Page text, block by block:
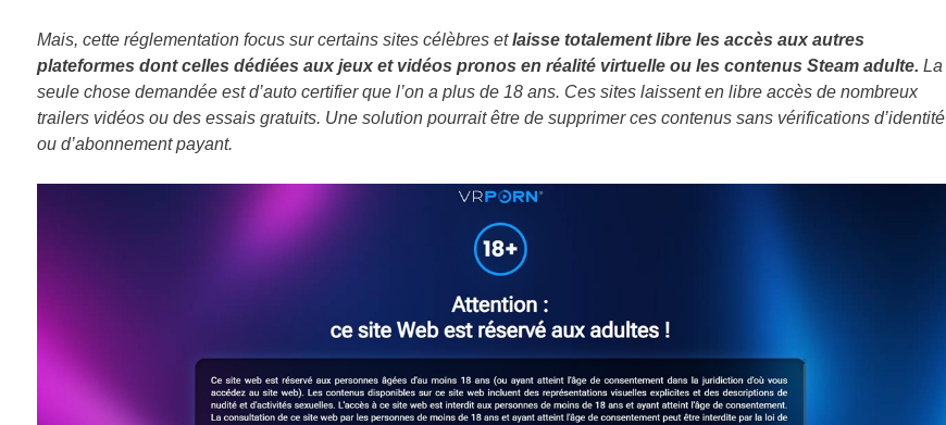
Mais, cette réglementation focus sur certains sites célèbres etlaisse totalement libre les accès aux autres
plateformes dont celles dédiées aux jeux et vidéos pronos en réalité virtuelle ou les contenus Steam adulte. La
seule chose demandée est d’auto certifier que l’on a plus de 18 ans. Ces sites laissent en libre accès de nombreux
trailers vidéos ou des essais gratuits. Une solution pourrait être de supprimer ces contenus sans vérifications d’identité
ou d’abonnement payant.